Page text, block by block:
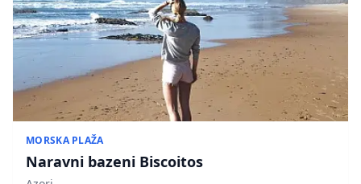
MORSKA PLAŽA
Naravni bazeni Biscoitos